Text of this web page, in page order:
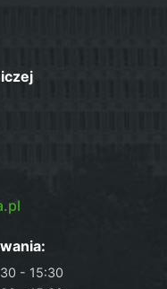
- 15:30